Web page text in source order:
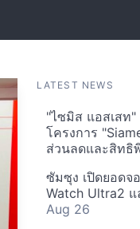
LATEST NEWS
"ไซมิส แอสเสท
โครงการ
ส่วนลดและสิทธิ
ซัมซุง เปิดยอดจ
Watch Ultra2
Aug 26